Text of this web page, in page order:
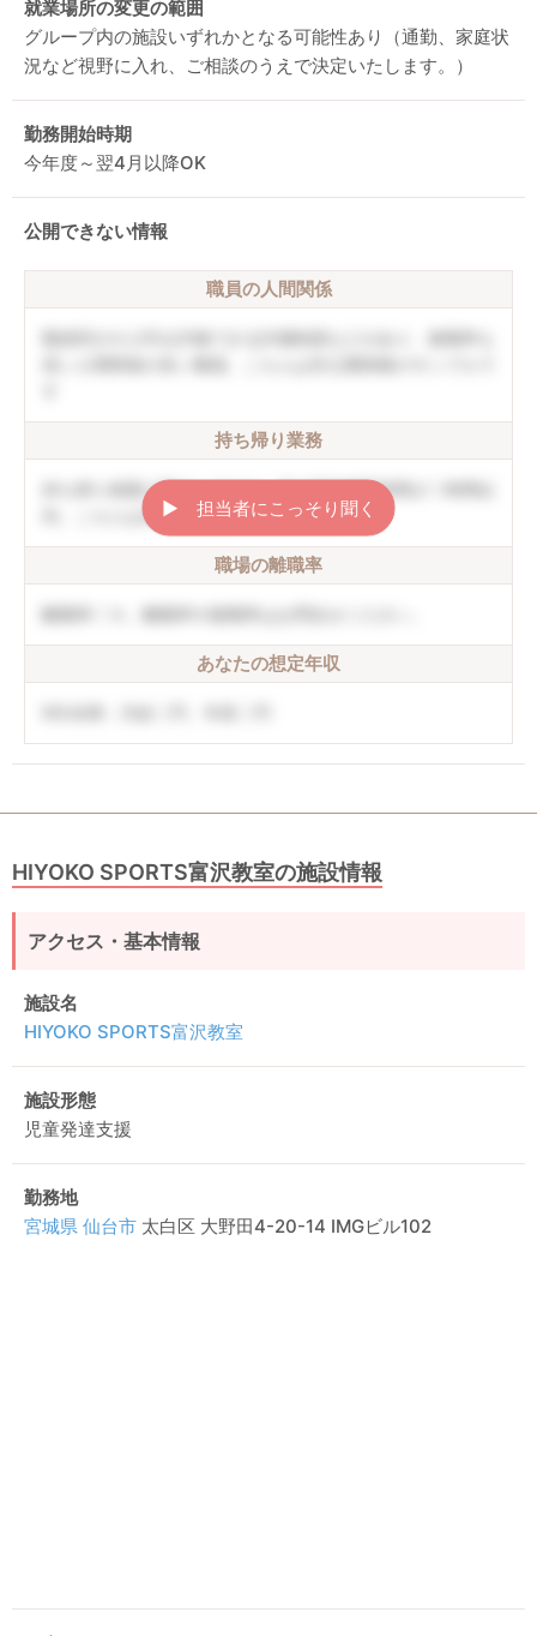
就業場所の変更の範囲
グループ内の施設いずれかとなる可能性あり（通勤、家庭状
況など視野に入れ、ご相談のうえで決定いたします。）
勤務開始時期
今年度～翌4月以降OK
公開できない情報
職員の人間関係
持ち帰り業務
持ち帰り残業は禁止しており、月の平均残業時間が〇時間以
内。こちらは非公開情報のサンプルです
職場の離職率
あなたの想定年収
▶︎ 担当者にこっそり聞く
HIYOKO SPORTS富沢教室の施設情報
アクセス・基本情報
施設名
HIYOKO SPORTS富沢教室
施設形態
児童発達支援
勤務地
宮城県 仙台市 太白区 大野田4-20-14 IMGビル102